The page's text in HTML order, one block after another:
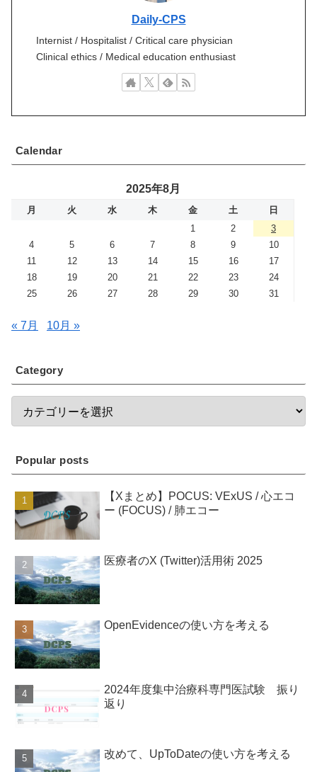
Daily-CPS
Internist / Hospitalist / Critical care physician
Clinical ethics / Medical education enthusiast
Calendar
2025年8月
月 火 水 木 金 土
日
1
2
3
4
5 6 7 8 9
10
11
12 13 14 15 16
17
18
19 20 21 22 23
24
25
26 27 28 29 30 31
« 7月 10月 »
Category
Popular posts
【Xまとめ】POCUS: VExUS / 心エコ
ー (FOCUS) / 肺エコー
医療者のX (Twitter)活用術 2025
OpenEvidenceの使い方を考える
2024年度集中治療科専門医試験 振り
返り
改めて、UpToDateの使い方を考える